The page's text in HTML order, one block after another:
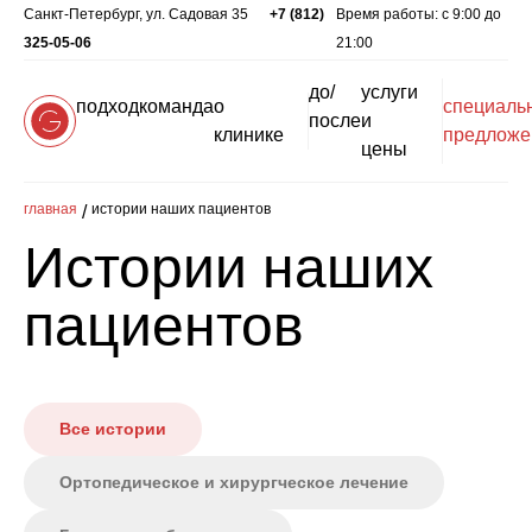
Санкт-Петербург, ул. Садовая 35
+7 (812)
325-05-06
Время работы: c 9:00 до
21:00
подходкомандао
клинике
до/
после
услуги
и
цены
главная истории наших пациентов
Истории наших
пациентов
Все истории
Ортопедическое и хирургческое лечение